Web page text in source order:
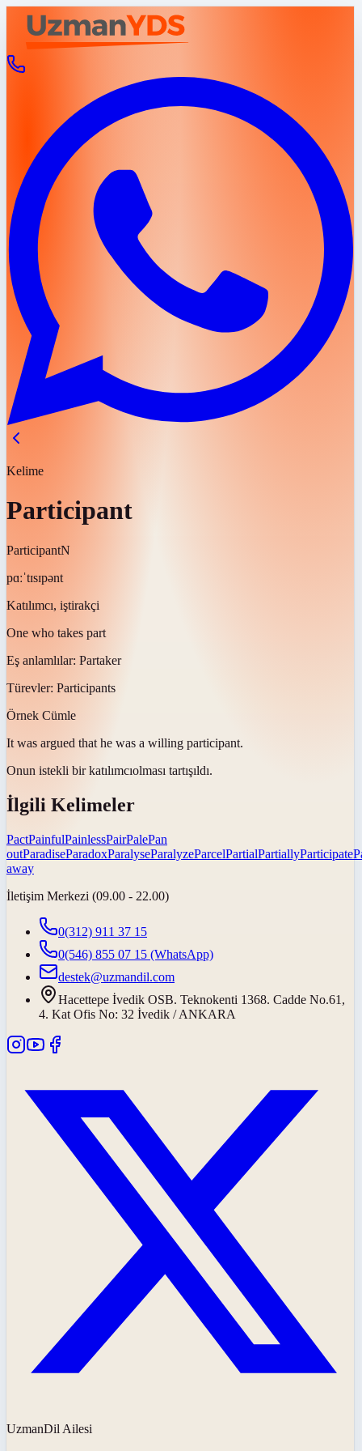
Kelime
Participant
ParticipantN
pɑːˈtɪsɪpənt
Katılımcı, iştirakçi
One who takes part
Eş anlamlılar: Partaker
Türevler: Participants
Örnek Cümle
It was argued that he was a willing participant.
Onun istekli bir katılımcıolması tartışıldı.
İlgili Kelimeler
PactPainfulPainlessPairPalePan
outParadiseParadoxParalyseParalyzeParcelPartialPartiallyParticipate
away
İletişim Merkezi (09.00 - 22.00)
0(312) 911 37 15
0(546) 855 07 15 (WhatsApp)
destek@uzmandil.com
Hacettepe İvedik OSB. Teknokenti 1368. Cadde No.61,
4. Kat Ofis No: 32 İvedik / ANKARA
UzmanDil Ailesi